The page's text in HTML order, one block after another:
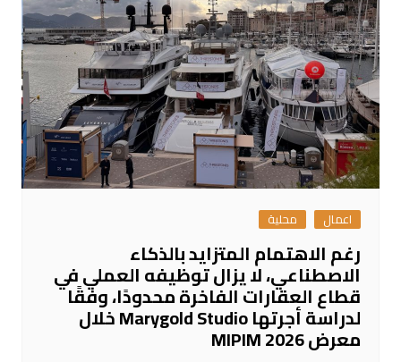
اعمال محلية
رغم الاهتمام المتزايد بالذكاء
الاصطناعي، لا يزال توظيفه العملي في
قطاع العقارات الفاخرة محدودًا، وفقًا
لدراسة أجرتها Marygold Studio خلال
معرض MIPIM 2026